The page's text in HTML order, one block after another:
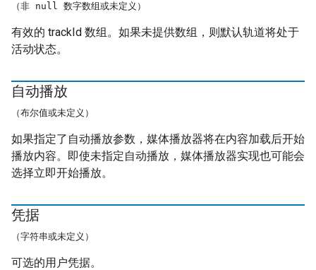
（非 null 数字数组或未定义）
有效的 trackId 数组。如果未提供数组，则默认轨道将处于
活动状态。
自动播放
（布尔值或未定义）
如果指定了自动播放参数，媒体播放器将在内容加载后开始
播放内容。即使未指定自动播放，媒体播放器实现也可能会
选择立即开始播放。
凭据
（字符串或未定义）
可选的用户凭据。